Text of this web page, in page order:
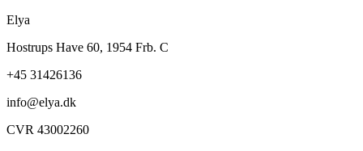
Elya
Hostrups Have 60, 1954 Frb. C
+45 31426136
info@elya.dk
CVR 43002260